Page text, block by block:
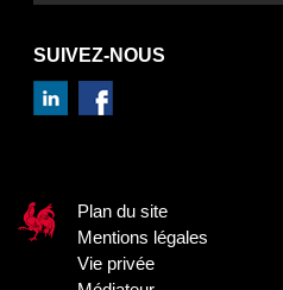
SUIVEZ-NOUS
Plan du site
Mentions légales
Vie privée